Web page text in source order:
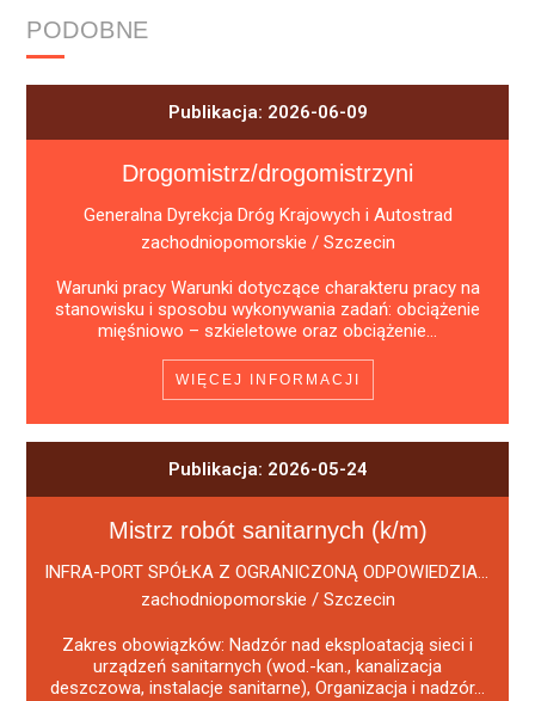
PODOBNE
Publikacja: 2026-06-09
Drogomistrz/drogomistrzyni
Generalna Dyrekcja Dróg Krajowych i Autostrad
zachodniopomorskie / Szczecin
Warunki pracy Warunki dotyczące charakteru pracy na
stanowisku i sposobu wykonywania zadań: obciążenie
mięśniowo – szkieletowe oraz obciążenie...
WIĘCEJ INFORMACJI
Publikacja: 2026-05-24
Mistrz robót sanitarnych (k/m)
zachodniopomorskie / Szczecin
Zakres obowiązków: Nadzór nad eksploatacją sieci i
urządzeń sanitarnych (wod.-kan., kanalizacja
deszczowa, instalacje sanitarne), Organizacja i nadzór...